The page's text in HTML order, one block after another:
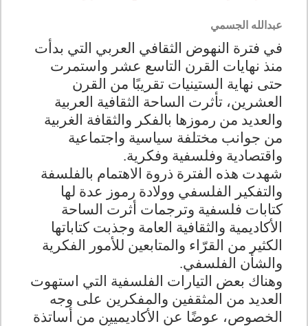
عبدالله الجسمي
في فترة النهوض الثقافي العربي التي بدأت
منذ نهايات القرن التاسع عشر واستمرت
حتى نهاية الستينيات تقريبًا من القرن
العشرين، تأثرت الساحة الثقافية العربية
والعديد من رموزها بالفكر والثقافة الغربية
من جوانب مختلفة سياسية واجتماعية
واقتصادية وفلسفية وفكرية.
شهدت هذه الفترة ذروة الاهتمام بالفلسفة
والتفكير الفلسفي وولادة رموز عدة لها
كتابات فلسفية وترجمات أثرت الساحة
الأكاديمية والثقافية العامة وجذبت كتاباتها
الكثير من القرّاء والمتابعين للأمور الفكرية
والشأن الفلسفي.
وهناك بعض التيارات الفلسفية التي استهوت
العديد من المثقفين والمفكرين على وجه
الخصوص، عوضًا عن الأكاديميين من أساتذة